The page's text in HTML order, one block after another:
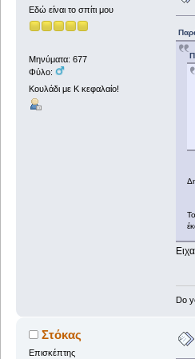
Εδώ είναι το σπίτι μου
Μηνύματα: 677
Φύλο:
Κουλάδι με Κ κεφαλαίο!
Do
Στόκας
Επισκέπτης